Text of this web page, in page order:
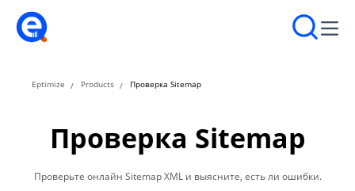
Eptimize Products Проверка Sitemap
Проверка Sitemap
Проверьте онлайн Sitemap XML и выясните, есть ли ошибки.